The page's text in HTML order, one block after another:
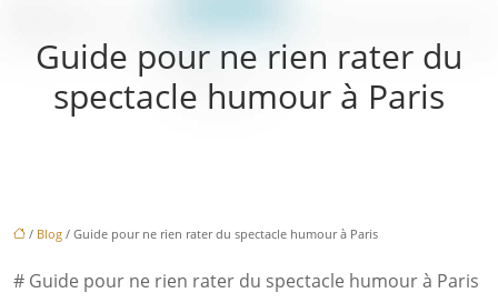
Guide pour ne rien rater du
spectacle humour à Paris
/ Blog / Guide pour ne rien rater du spectacle humour à Paris
# Guide pour ne rien rater du spectacle humour à Paris